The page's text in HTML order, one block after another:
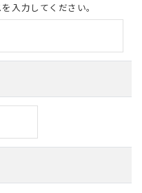
入力してください。